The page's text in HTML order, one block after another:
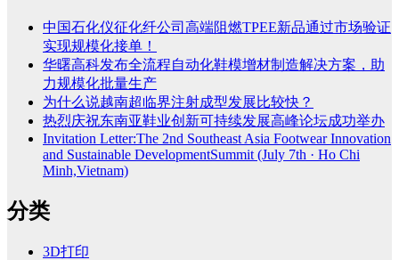
中国石化仪征化纤公司高端阻燃TPEE新品通过市场验证
实现规模化接单！
华曙高科发布全流程自动化鞋模增材制造解决方案，助
力规模化批量生产
为什么说越南超临界注射成型发展比较快？
热烈庆祝东南亚鞋业创新可持续发展高峰论坛成功举办
Invitation Letter:The 2nd Southeast Asia Footwear Innovation
and Sustainable DevelopmentSummit (July 7th · Ho Chi
Minh,Vietnam)
分类
3D打印